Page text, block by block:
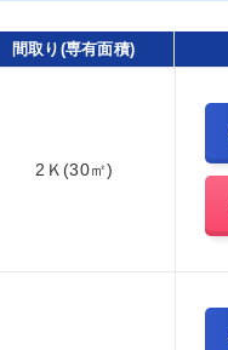
間取り(専有面積)
2Ｋ(30㎡)